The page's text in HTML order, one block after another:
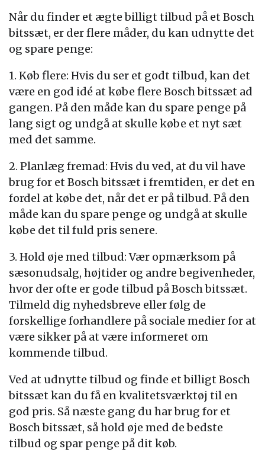
Når du finder et ægte billigt tilbud på et Bosch
bitssæt, er der flere måder, du kan udnytte det
og spare penge:
1. Køb flere: Hvis du ser et godt tilbud, kan det
være en god idé at købe flere Bosch bitssæt ad
gangen. På den måde kan du spare penge på
lang sigt og undgå at skulle købe et nyt sæt
med det samme.
2. Planlæg fremad: Hvis du ved, at du vil have
brug for et Bosch bitssæt i fremtiden, er det en
fordel at købe det, når det er på tilbud. På den
måde kan du spare penge og undgå at skulle
købe det til fuld pris senere.
3. Hold øje med tilbud: Vær opmærksom på
sæsonudsalg, højtider og andre begivenheder,
hvor der ofte er gode tilbud på Bosch bitssæt.
Tilmeld dig nyhedsbreve eller følg de
forskellige forhandlere på sociale medier for at
være sikker på at være informeret om
kommende tilbud.
Ved at udnytte tilbud og finde et billigt Bosch
bitssæt kan du få en kvalitetsværktøj til en
god pris. Så næste gang du har brug for et
Bosch bitssæt, så hold øje med de bedste
tilbud og spar penge på dit køb.